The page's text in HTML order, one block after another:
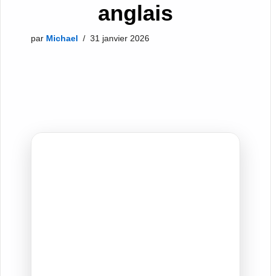
anglais
par Michael 31 janvier 2026